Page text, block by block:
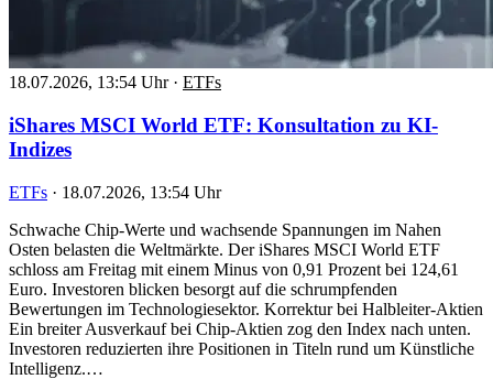
18.07.2026, 13:54 Uhr · ETFs
iShares MSCI World ETF: Konsultation zu KI-
Indizes
ETFs · 18.07.2026, 13:54 Uhr
Schwache Chip-Werte und wachsende Spannungen im Nahen
Osten belasten die Weltmärkte. Der iShares MSCI World ETF
schloss am Freitag mit einem Minus von 0,91 Prozent bei 124,61
Euro. Investoren blicken besorgt auf die schrumpfenden
Bewertungen im Technologiesektor. Korrektur bei Halbleiter-Aktien
Ein breiter Ausverkauf bei Chip-Aktien zog den Index nach unten.
Investoren reduzierten ihre Positionen in Titeln rund um Künstliche
Intelligenz.…